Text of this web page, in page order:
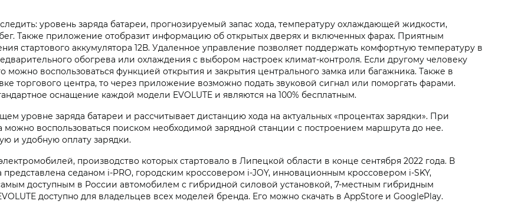
уровень заряда батареи, прогнозируемый запас хода, температуру охлаждающей жидкости,
Также приложение отобразит информацию об открытых дверях и включенных фарах. Приятным
стартового аккумулятора 12В. Удаленное управление позволяет поддержать комфортную температуру в
обогрева или охлаждения с выбором настроек климат-контроля. Если другому человеку
можно воспользоваться функцией открытия и закрытия центрального замка или багажника. Также в
торгового центра, то через приложение возможно подать звуковой сигнал или поморгать фарами.
оснащение каждой модели EVOLUTE и являются на 100% бесплатным.
уровне заряда батареи и рассчитывает дистанцию хода на актуальных «процентах зарядки». При
воспользоваться поиском необходимой зарядной станции с построением маршрута до нее.
и удобную оплату зарядки.
производство которых стартовало в Липецкой области в конце сентября 2022 года. В
седаном i‑PRO, городским кроссовером i‑JOY, инновационным кроссовером i‑SKY,
доступным в России автомобилем с гибридной силовой установкой, 7-местным гибридным
доступно для владельцев всех моделей бренда. Его можно скачать в AppStore и GooglePlay.